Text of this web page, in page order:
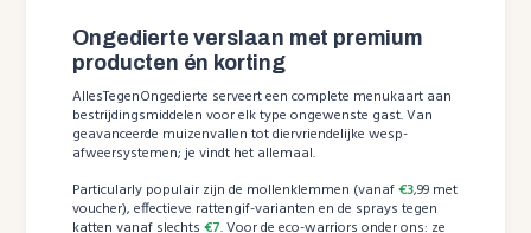
Ongedierte verslaan met premium
producten én korting
AllesTegenOngedierte serveert een complete menukaart aan
bestrijdingsmiddelen voor elk type ongewenste gast. Van
geavanceerde muizenvallen tot diervriendelijke wesp-
afweersystemen; je vindt het allemaal.
Particularly populair zijn de mollenklemmen (vanaf€3,99 met
voucher), effectieve rattengif-varianten en de sprays tegen
katten vanaf slechts€7. Voor de eco-warriors onder ons: ze